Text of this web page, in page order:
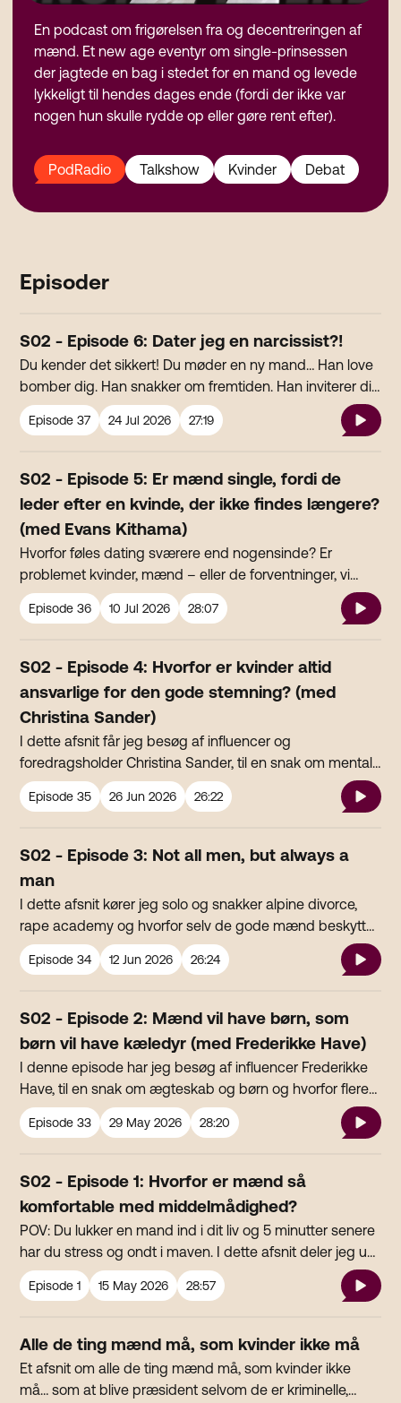
En podcast om frigørelsen fra og decentreringen af
mænd. Et new age eventyr om single-prinsessen
der jagtede en bag i stedet for en mand og levede
lykkeligt til hendes dages ende (fordi der ikke var
nogen hun skulle rydde op eller gøre rent efter).
PodRadio Talkshow Kvinder Debat
Episoder
S02 - Episode 6: Dater jeg en narcissist?!
Du kender det sikkert! Du møder en ny mand… Han love
bomber dig. Han snakker om fremtiden. Han inviterer dig
ud og rejse… og pludselig hører du ikke noget fra ham.
Narcissist eller bare et røvhul?
Episode37 24 Jul 2026 27:19
S02 - Episode 5: Er mænd single, fordi de
leder efter en kvinde, der ikke findes længere?
(med Evans Kithama)
Hvorfor føles dating sværere end nogensinde? Er
problemet kvinder, mænd – eller de forventninger, vi
stadig har til hinanden? I denne episode taler vi om
moderne dating, kvindehad, maskulinitet og de idealer,
diskuterer blandt andet, hvorfor nogle mænd
romantiserer andre mænds bedrifter, men samtidig
seksualiserer kvinder, og om nogle stadig leder efter et
kvindeideal, der hører fortiden til.
Episode36 10 Jul 2026 28:07
S02 - Episode 4: Hvorfor er kvinder altid
ansvarlige for den gode stemning? (med
Christina Sander)
I dette afsnit får jeg besøg af influencer og
foredragsholder Christina Sander, til en snak om mental
load, kønnede skældsord og hvorfor kvinder altid er
ansvarlige for den gode stemning.
Episode35 26 Jun 2026 26:22
S02 - Episode 3: Not all men, but always a
man
I dette afsnit kører jeg solo og snakker alpine divorce,
rape academy og hvorfor selv de gode mænd beskytter
andre mænd, før de beskytter kvinder.
Episode34 12 Jun 2026 26:24
S02 - Episode 2: Mænd vil have børn, som
børn vil have kæledyr (med Frederikke Have)
I denne episode har jeg besøg af influencer Frederikke
Have, til en snak om ægteskab og børn og hvorfor flere
og flere kvinder fravælger det traditionelle familieliv.
Episode33 29 May 2026 28:20
S02 - Episode 1: Hvorfor er mænd så
komfortable med middelmådighed?
POV: Du lukker en mand ind i dit liv og 5 minutter senere
har du stress og ondt i maven. I dette afsnit deler jeg ud
af seneste nyt i mit kærlighedsliv og stiller
spørgsmålstegn ved hvorfor mænd er så komfortable
Episode1 15 May 2026 28:57
Alle de ting mænd må, som kvinder ikke må
Et afsnit om alle de ting mænd må, som kvinder ikke
må… som at blive præsident selvom de er kriminelle,